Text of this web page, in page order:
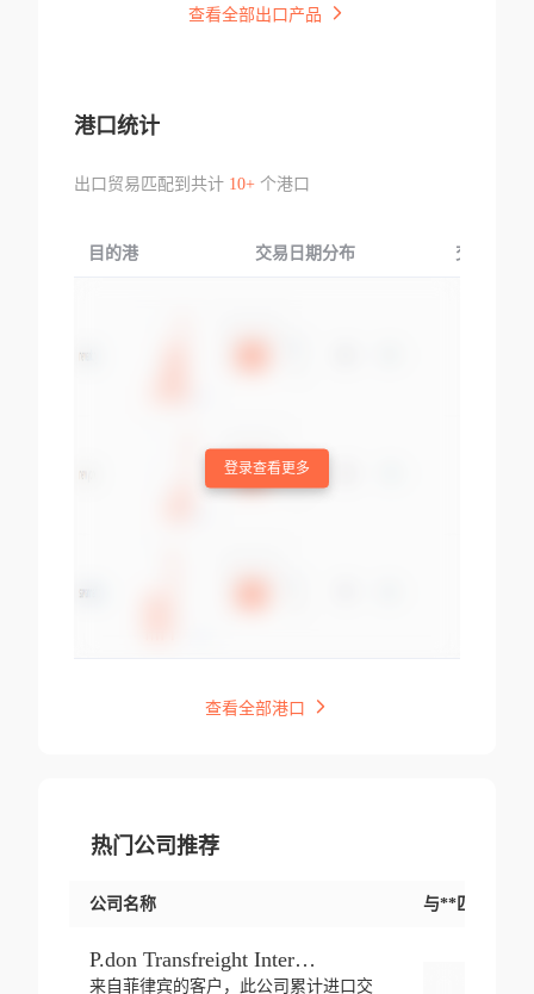
查看全部出口产品
港口统计
出口贸易匹配到共计 10+个港口
目的港 交易日期分布 交易产品
登录查看更多
查看全部港口
热门公司推荐
公司名称 与**匹配交易
P.don Transfreight International
来自菲律宾的客户，此公司累计进口交